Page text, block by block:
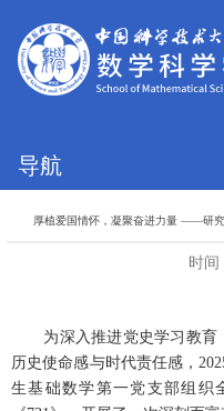
导航
厚植爱国情怀，凝聚奋进力量 ——研
时间
为深入推进党史学习教育
历史使命感与时代责任感，
生基础数学第一党支部组织